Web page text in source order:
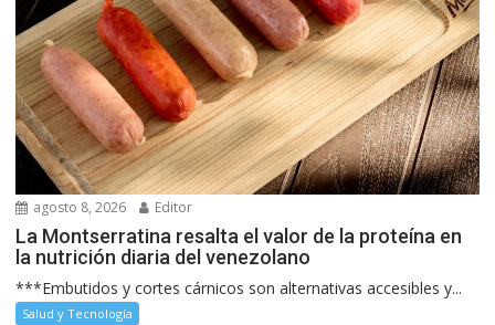
agosto 8, 2026 Editor
La Montserratina resalta el valor de la proteína en
la nutrición diaria del venezolano
***Embutidos y cortes cárnicos son alternativas accesibles y...
Salud y Tecnología